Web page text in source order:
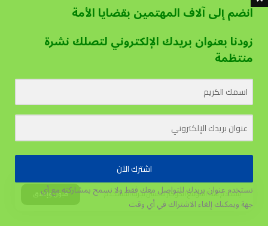
يستخدم هذا الموقع الكوكيز لتحسين تجربة المستخدم. قبول وإغلاق
انضم إلى آلاف المهتمين بقضايا الأمة
زودنا بعنوان بريدك الإلكتروني لتصلك نشرة
منتظمة
اشترك الآن
نستخدم عنوان بريدك للتواصل معك فقط ولا نسمح بمشاركته مع أي
جهةويمكنك إلغاء الاشتراك في أي وقت